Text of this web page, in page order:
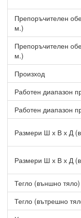
Вграден WiFi
възможността
смартфон или
MELCloud и
Препоръчителен
м.)
Препоръчителен
м.)
Произход
Работен диапазон
Работен диапазон
Размери Ш х В х Д
Размери Ш х В х Д
Тегло (външно тяло)
Тегло (вътрешно